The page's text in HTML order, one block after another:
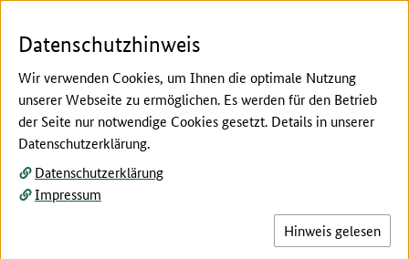
Hier beginnt der Hauptinhalt dieser Seite
Beschreibung
Fachbegriffe erklärt
Datenschutzhinweis
Wir verwenden Cookies, um Ihnen die optimale Nutzung
unserer Webseite zu ermöglichen. Es werden für den Betrieb
der Seite nur notwendige Cookies gesetzt. Details in unserer
Datenschutzerklärung.
Datenschutzerklärung
Impressum
Hinweis gelesen